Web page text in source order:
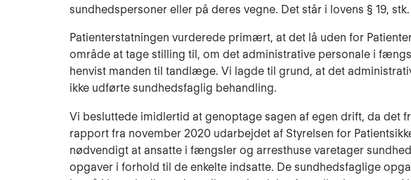
sundhedspersoner eller på deres vegne. Det står i lovens § 19, stk.
Patienterstatningen vurderede primært, at det lå uden for
område at tage stilling til, om det administrative personale i
henvist manden til tandlæge. Vi lagde til grund, at det
ikke udførte sundhedsfaglig behandling.
Vi besluttede imidlertid at genoptage sagen af egen drift, da det
rapport fra november 2020 udarbejdet af Styrelsen for
nødvendigt at ansatte i fængsler og arresthuse varetager
opgaver i forhold til de enkelte indsatte. De sundhedsfaglige